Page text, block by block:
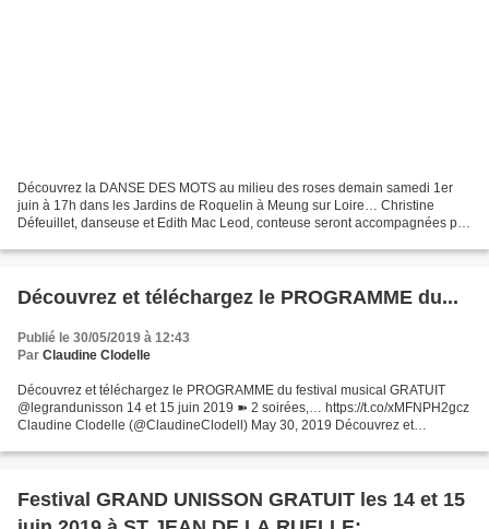
Découvrez la DANSE DES MOTS au milieu des roses demain samedi 1er
juin à 17h dans les Jardins de Roquelin à Meung sur Loire… Christine
Défeuillet, danseuse et Edith Mac Leod, conteuse seront accompagnées par
Découvrez et téléchargez le PROGRAMME du...
Publié le 30/05/2019 à 12:43
Par Claudine Clodelle
Découvrez et téléchargez le PROGRAMME du festival musical GRATUIT
@legrandunisson 14 et 15 juin 2019 ➽ 2 soirées,… https://t.co/xMFNPH2gcz
Claudine Clodelle (@ClaudineClodell) May 30, 2019 Découvrez et
Festival GRAND UNISSON GRATUIT les 14 et 15